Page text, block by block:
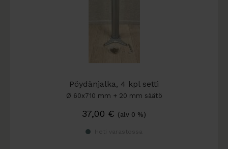
Pöydänjalka, 4 kpl setti
Ø 60x710 mm + 20 mm säätö
37,00 € (alv 0 %)